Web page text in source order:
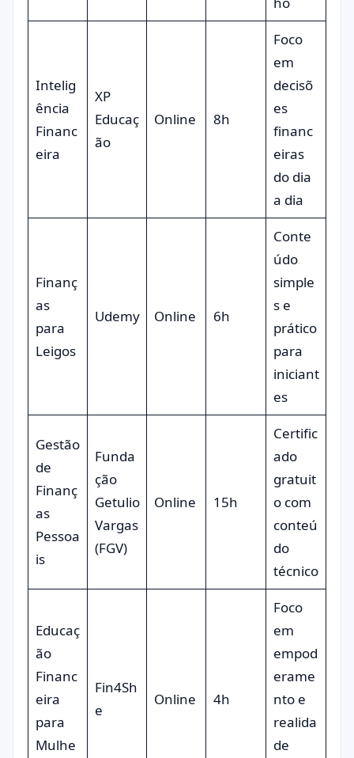
Intelig
ência
Financ
eira
XP
Educaç
ão
Online 8h
Foco
em
decisõ
es
financ
eiras
do dia
a dia
Finanç
as
para
Leigos
Udemy Online 6h
Conte
údo
simple
s e
prático
para
iniciant
es
Gestão
de
Finanç
as
Pessoa
is
Funda
ção
Getulio
Vargas
(FGV)
Online 15h
Certific
ado
gratuit
o com
conteú
do
técnico
Educaç
ão
Financ
eira
para
Mulhe
Fin4Sh
e
Online 4h
Foco
em
empod
erame
nto e
realida
de